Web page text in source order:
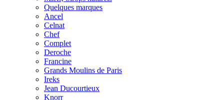
Quelques marques
Ancel
Celnat
Chef
Complet
Deroche
Francine
Grands Moulins de Paris
Ireks
Jean Ducourtieux
Knorr